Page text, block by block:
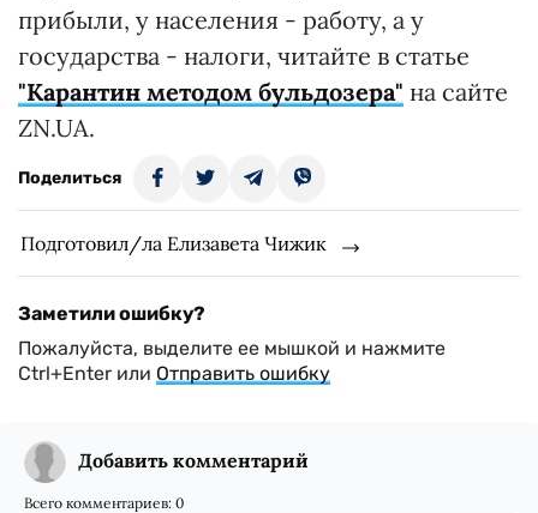
прибыли, у населения - работу, а у
государства - налоги, читайте в статье
"Карантин методом бульдозера" на сайте
ZN.UA.
Поделиться
Подготовил/ла Елизавета Чижик
Заметили ошибку?
Пожалуйста, выделите ее мышкой и нажмите
Ctrl+Enter или Отправить ошибку
Добавить комментарий
Всего комментариев: 0